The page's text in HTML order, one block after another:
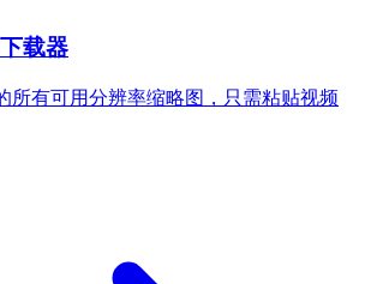
载器
所有可用分辨率缩略图，只需粘贴视频